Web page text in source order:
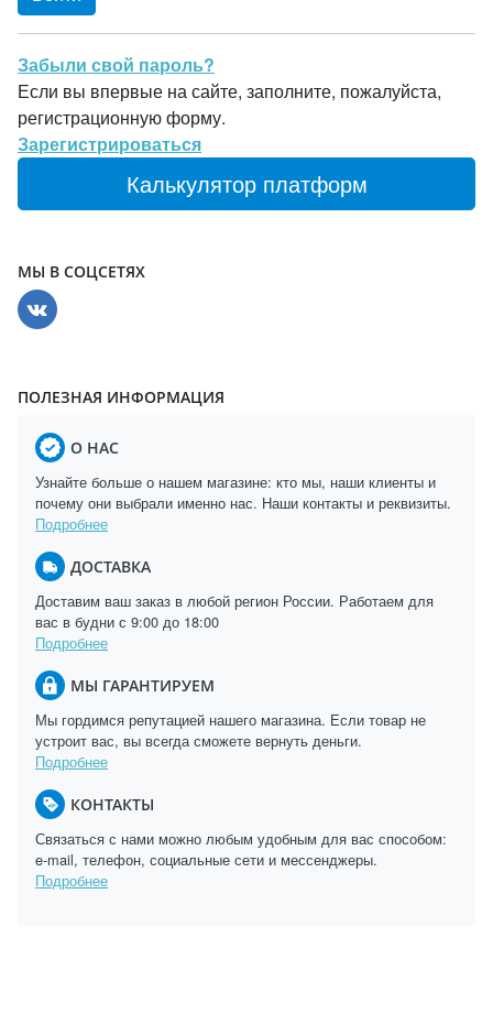
Забыли свой пароль?
Если вы впервые на сайте, заполните, пожалуйста,
регистрационную форму.
Зарегистрироваться
Калькулятор платформ
МЫ В СОЦСЕТЯХ
ПОЛЕЗНАЯ ИНФОРМАЦИЯ
О НАС
Узнайте больше о нашем магазине: кто мы, наши клиенты и
почему они выбрали именно нас. Наши контакты и реквизиты.
Подробнее
ДОСТАВКА
Доставим ваш заказ в любой регион России. Работаем для
вас в будни с 9:00 до 18:00
Подробнее
МЫ ГАРАНТИРУЕМ
Мы гордимся репутацией нашего магазина. Если товар не
устроит вас, вы всегда сможете вернуть деньги.
Подробнее
КОНТАКТЫ
Связаться с нами можно любым удобным для вас способом:
e-mail, телефон, социальные сети и мессенджеры.
Подробнее